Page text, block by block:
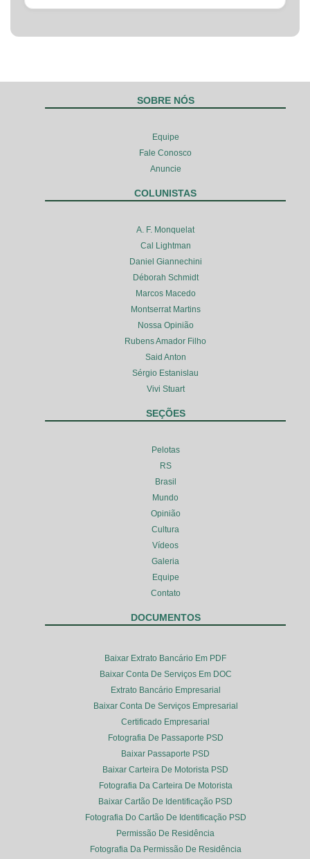
SOBRE NÓS
Equipe
Fale Conosco
Anuncie
COLUNISTAS
A. F. Monquelat
Cal Lightman
Daniel Giannechini
Déborah Schmidt
Marcos Macedo
Montserrat Martins
Nossa Opinião
Rubens Amador Filho
Said Anton
Sérgio Estanislau
Vivi Stuart
SEÇÕES
Pelotas
RS
Brasil
Mundo
Opinião
Cultura
Vídeos
Galeria
Equipe
Contato
DOCUMENTOS
Baixar Extrato Bancário Em PDF
Baixar Conta De Serviços Em DOC
Extrato Bancário Empresarial
Baixar Conta De Serviços Empresarial
Certificado Empresarial
Fotografia De Passaporte PSD
Baixar Passaporte PSD
Baixar Carteira De Motorista PSD
Fotografia Da Carteira De Motorista
Baixar Cartão De Identificação PSD
Fotografia Do Cartão De Identificação PSD
Permissão De Residência
Fotografia Da Permissão De Residência